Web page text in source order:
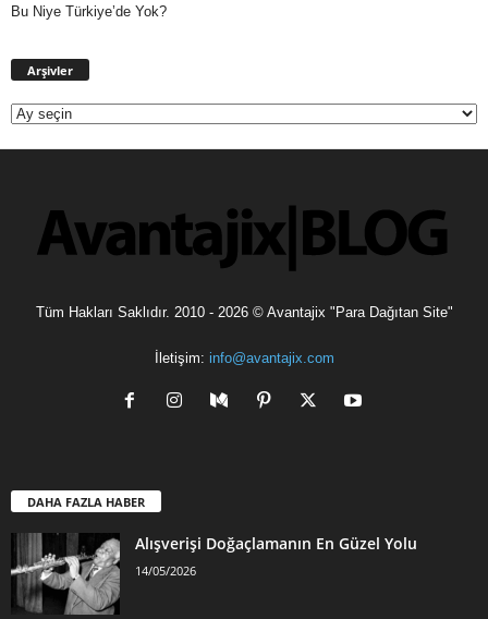
Bu Niye Türkiye’de Yok?
Arşivler
Tüm Hakları Saklıdır. 2010 - 2026 © Avantajix "Para Dağıtan Site"
İletişim: info@avantajix.com
DAHA FAZLA HABER
Alışverişi Doğaçlamanın En Güzel Yolu
14/05/2026